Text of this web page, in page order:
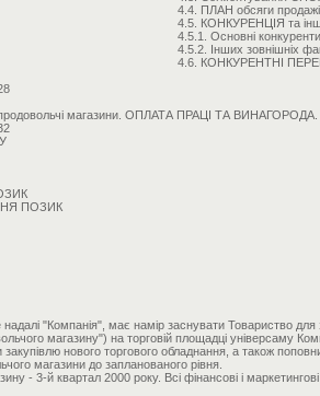
4.4. ПЛАН обсяги
4.5. КОНКУРЕНЦІЯ та
4.5.1. Основні
4.5.2. Інших зовнішніх
4.6. КОНКУРЕНТНІ
магазини. ОПЛАТА ПРАЦІ ТА ВИНАГОРОДА.
ПОЗИК
"Компанія", має намір заснувати Товариство для
магазину") на торговій площадці універсаму
нового торгового обладнання, а також
магазини до запланованого рівня.
- 3-й квартал 2000 року. Всі фінансові і